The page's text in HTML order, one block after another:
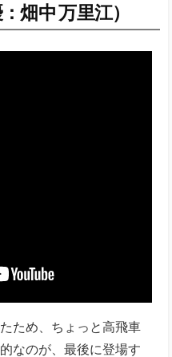
中 万里江）
ため、ちょっと高飛車
なのが、最後に登場す